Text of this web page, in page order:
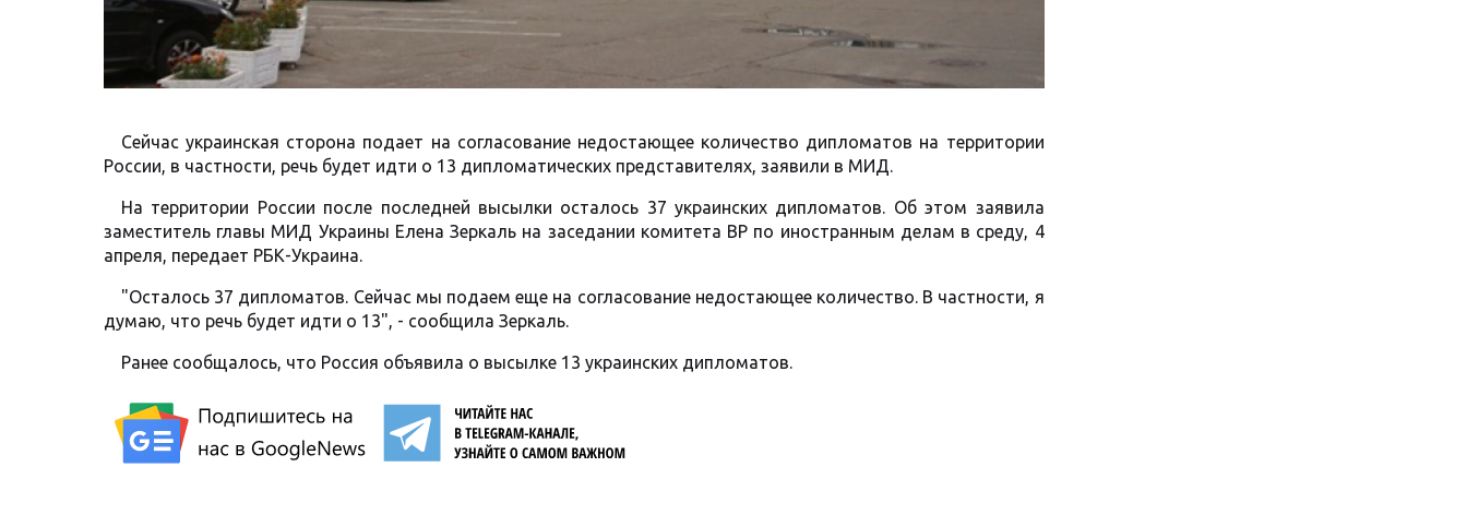
Сейчас украинская сторона подает на согласование недостающее количество дипломатов на территории
России, в частности, речь будет идти о 13 дипломатических представителях, заявили в МИД.
На территории России после последней высылки осталось 37 украинских дипломатов. Об этом заявила
заместитель главы МИД Украины Елена Зеркаль на заседании комитета ВР по иностранным делам в среду, 4
апреля, передает РБК-Украина.
"Осталось 37 дипломатов. Сейчас мы подаем еще на согласование недостающее количество. В частности, я
думаю, что речь будет идти о 13", - сообщила Зеркаль.
Ранее сообщалось, что Россия объявила о высылке 13 украинских дипломатов.